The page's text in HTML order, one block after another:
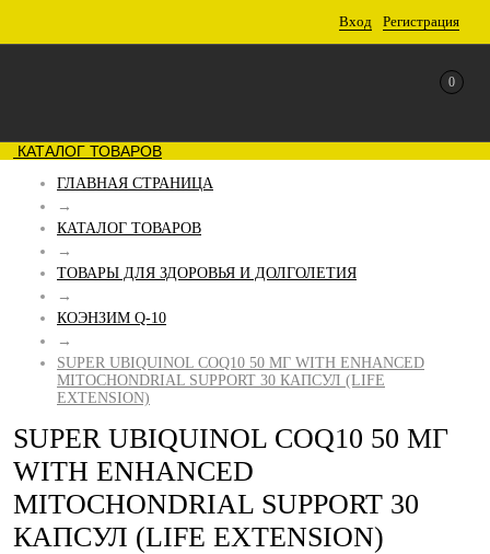
Вход Регистрация
0
КАТАЛОГ ТОВАРОВ
ГЛАВНАЯ СТРАНИЦА
→
КАТАЛОГ ТОВАРОВ
→
ТОВАРЫ ДЛЯ ЗДОРОВЬЯ И ДОЛГОЛЕТИЯ
→
КОЭНЗИМ Q-10
→
SUPER UBIQUINOL COQ10 50 МГ WITH ENHANCED
MITOCHONDRIAL SUPPORT 30 КАПСУЛ (LIFE
EXTENSION)
SUPER UBIQUINOL COQ10 50 МГ
WITH ENHANCED
MITOCHONDRIAL SUPPORT 30
КАПСУЛ (LIFE EXTENSION)